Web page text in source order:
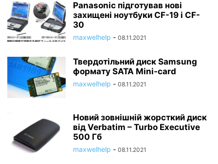
Panasonic підготував нові
захищені ноутбуки CF-19 і CF-
30
maxwelhelp - 08.11.2021
Твердотільний диск Samsung
формату SATA Mini-card
maxwelhelp - 08.11.2021
Новий зовнішній жорсткий диск
від Verbatim – Turbo Executive
500 Гб
maxwelhelp - 08.11.2021